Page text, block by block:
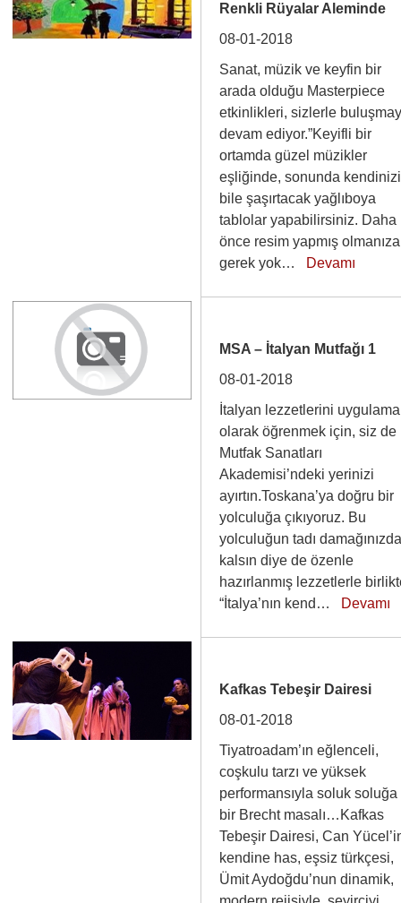
Renkli Rüyalar Aleminde
08-01-2018
Sanat, müzik ve keyfin bir
arada olduğu Masterpiece
etkinlikleri, sizlerle
devam ediyor.”Keyifli bir
ortamda güzel müzikler
eşliğinde, sonunda kendinizi
bile şaşırtacak yağlıboya
tablolar yapabilirsiniz. Daha
önce resim yapmış olmanıza
gerek yok… Devamı
MSA – İtalyan Mutfağı 1
08-01-2018
İtalyan lezzetlerini
olarak öğrenmek için, siz de
Mutfak Sanatları
Akademisi’ndeki yerinizi
ayırtın.Toskana’ya doğru bir
yolculuğa çıkıyoruz. Bu
yolculuğun tadı
kalsın diye de özenle
hazırlanmış lezzetlerle
“İtalya’nın kend… Devamı
Kafkas Tebeşir Dairesi
08-01-2018
Tiyatroadam’ın eğlenceli,
coşkulu tarzı ve yüksek
performansıyla soluk soluğa
bir Brecht masalı…Kafkas
Tebeşir Dairesi, Can
kendine has, eşsiz türkçesi,
Ümit Aydoğdu’nun dinamik,